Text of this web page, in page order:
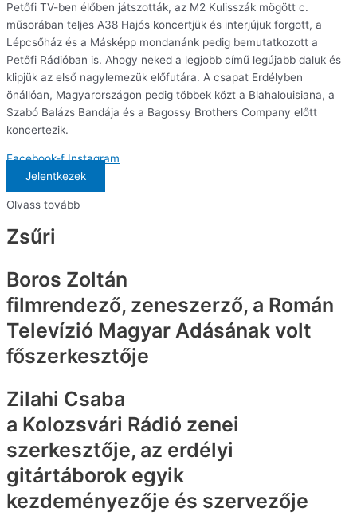
Petőfi TV-ben élőben játszották, az M2 Kulisszák mögött c.
műsorában teljes A38 Hajós koncertjük és interjújuk forgott, a
Lépcsőház és a Másképp mondanánk pedig bemutatkozott a
Petőfi Rádióban is. Ahogy neked a legjobb című legújabb daluk és
klipjük az első nagylemezük előfutára. A csapat Erdélyben
önállóan, Magyarországon pedig többek közt a Blahalouisiana, a
Szabó Balázs Bandája és a Bagossy Brothers Company előtt
koncertezik.
Facebook-f Instagram
Jelentkezek
Olvass tovább
Zsűri
Boros Zoltán
filmrendező, zeneszerző, a Román
Televízió Magyar Adásának volt
főszerkesztője
Zilahi Csaba
a Kolozsvári Rádió zenei
szerkesztője, az erdélyi
gitártáborok egyik
kezdeményezője és szervezője